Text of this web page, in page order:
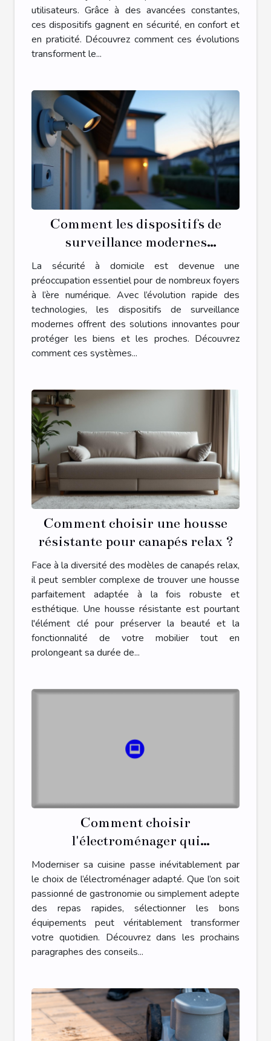
utilisateurs. Grâce à des avancées constantes,
ces dispositifs gagnent en sécurité, en confort et
en praticité. Découvrez comment ces évolutions
transforment le...
Comment les dispositifs de
surveillance modernes
renforcent-ils la sécurité
domestique ?
La sécurité à domicile est devenue une
préoccupation essentiel pour de nombreux foyers
à l’ère numérique. Avec l’évolution rapide des
technologies, les dispositifs de surveillance
modernes offrent des solutions innovantes pour
protéger les biens et les proches. Découvrez
comment ces systèmes...
Comment choisir une housse
résistante pour canapés relax ?
Face à la diversité des modèles de canapés relax,
il peut sembler complexe de trouver une housse
parfaitement adaptée à la fois robuste et
esthétique. Une housse résistante est pourtant
l'élément clé pour préserver la beauté et la
fonctionnalité de votre mobilier tout en
prolongeant sa durée de...
Comment choisir
l'électroménager qui
transformera votre cuisine ?
Moderniser sa cuisine passe inévitablement par
le choix de l’électroménager adapté. Que l’on soit
passionné de gastronomie ou simplement adepte
des repas rapides, sélectionner les bons
équipements peut véritablement transformer
votre quotidien. Découvrez dans les prochains
paragraphes des conseils...